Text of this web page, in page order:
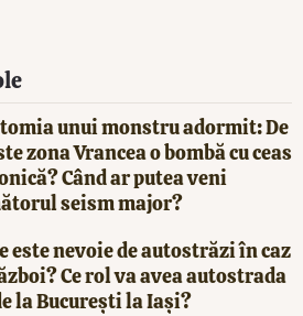
unui monstru adormit: De
zona Vrancea o bombă cu ceas
Când ar putea veni
seism major?
este nevoie de autostrăzi în caz
Ce rol va avea autostrada
la București la Iași?